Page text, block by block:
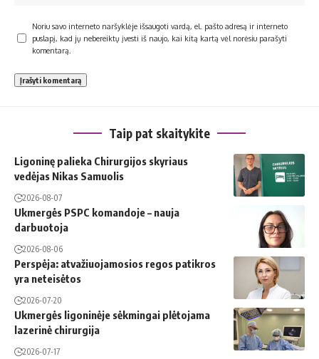
Noriu savo interneto naršyklėje išsaugoti vardą, el. pašto adresą ir interneto
puslapį, kad jų nebereiktų įvesti iš naujo, kai kitą kartą vėl norėsiu parašyti
komentarą.
Taip pat skaitykite
Ligoninę palieka Chirurgijos skyriaus
vedėjas Nikas Samuolis
2026-08-07
Ukmergės PSPC komandoje – nauja
darbuotoja
2026-08-06
Perspėja: atvažiuojamosios regos patikros
yra neteisėtos
2026-07-20
Ukmergės ligoninėje sėkmingai plėtojama
lazerinė chirurgija
2026-07-17